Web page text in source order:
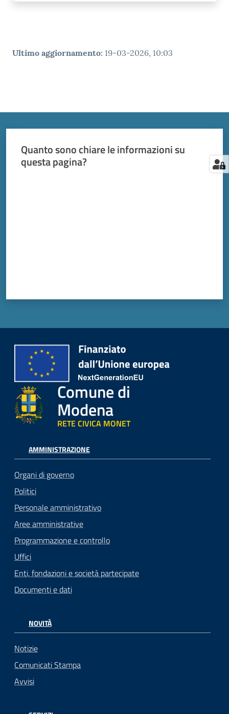
Ultimo aggiornamento: 19-03-2026, 10:03
Quanto sono chiare le informazioni su
questa pagina?
Comune di
Modena
RETE CIVICA MONET
AMMINISTRAZIONE
Organi di governo
Politici
Personale amministrativo
Aree amministrative
Programmazione e controllo
Uffici
Enti, fondazioni e società partecipate
Documenti e dati
NOVITÀ
Notizie
Comunicati Stampa
Avvisi